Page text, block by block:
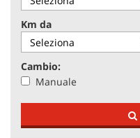
AREA COMMERCIANTI
Km da
Cambio:
Manuale
per
offrire
le
funzionalità
e
svolgere
le
attività
seguito